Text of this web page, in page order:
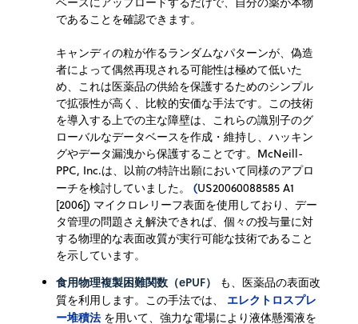
であることを確認できます。
キャンディの粒が作るランダムなパターンが、偽造
者によって偶然再現される可能性は極めて低いた
め、これは医薬品の供給を保護するためのシンプル
で拡張性が高く、比較的安価な手法です。この技術
を導入する上での主な障壁は、これらの識別子のグ
ローバルなデータベースを作成・維持し、ハッキン
グやデータ漏洩から保護することです。McNeill-
PPC, Inc.は、以前の特許出願において同様のアプロ
ーチを検討していました。 (US20060088585 A1
[2006]) マイクロレリーフ表面を使用しており、デー
タ管理の問題さえ解決できれば、個々の投与量に対
する物理的な表面改質が実行可能な技術であること
を示しています。
食用物理複製困難関数（ePUF）
も、医薬品の表面改
質を利用します。この手法では、 エレクトロスプレ
ー堆積法 を用いて、強力な電場により液体懸濁液を